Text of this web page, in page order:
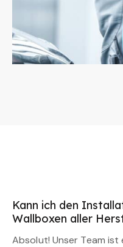
Kann ich den
Wallboxen aller
Absolut! Unser Team